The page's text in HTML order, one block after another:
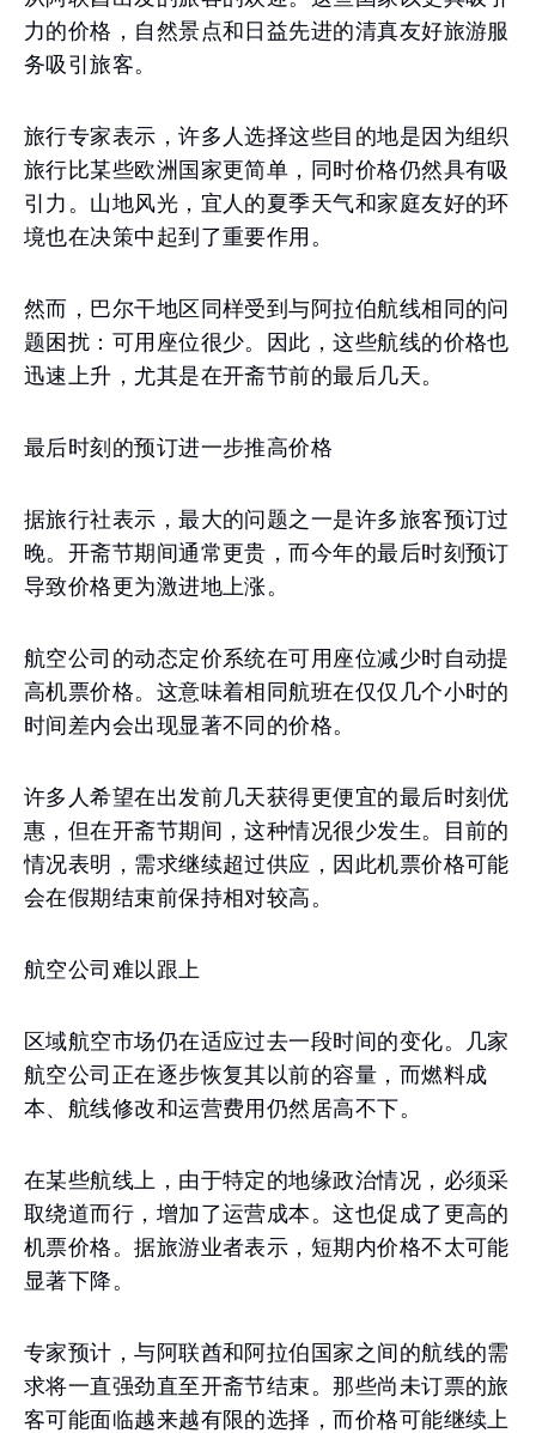
力的价格，自然景点和日益先进的清真友好旅游服
务吸引旅客。
旅行专家表示，许多人选择这些目的地是因为组织
旅行比某些欧洲国家更简单，同时价格仍然具有吸
引力。山地风光，宜人的夏季天气和家庭友好的环
境也在决策中起到了重要作用。
然而，巴尔干地区同样受到与阿拉伯航线相同的问
题困扰：可用座位很少。因此，这些航线的价格也
迅速上升，尤其是在开斋节前的最后几天。
最后时刻的预订进一步推高价格
据旅行社表示，最大的问题之一是许多旅客预订过
晚。开斋节期间通常更贵，而今年的最后时刻预订
导致价格更为激进地上涨。
航空公司的动态定价系统在可用座位减少时自动提
高机票价格。这意味着相同航班在仅仅几个小时的
时间差内会出现显著不同的价格。
许多人希望在出发前几天获得更便宜的最后时刻优
惠，但在开斋节期间，这种情况很少发生。目前的
情况表明，需求继续超过供应，因此机票价格可能
会在假期结束前保持相对较高。
航空公司难以跟上
区域航空市场仍在适应过去一段时间的变化。几家
航空公司正在逐步恢复其以前的容量，而燃料成
本、航线修改和运营费用仍然居高不下。
在某些航线上，由于特定的地缘政治情况，必须采
取绕道而行，增加了运营成本。这也促成了更高的
机票价格。据旅游业者表示，短期内价格不太可能
显著下降。
专家预计，与阿联酋和阿拉伯国家之间的航线的需
求将一直强劲直至开斋节结束。那些尚未订票的旅
客可能面临越来越有限的选择，而价格可能继续上